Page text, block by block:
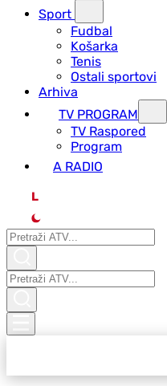
Sport
Fudbal
Košarka
Tenis
Ostali sportovi
Arhiva
TV PROGRAM
ТV Raspored
Program
A RADIO
L